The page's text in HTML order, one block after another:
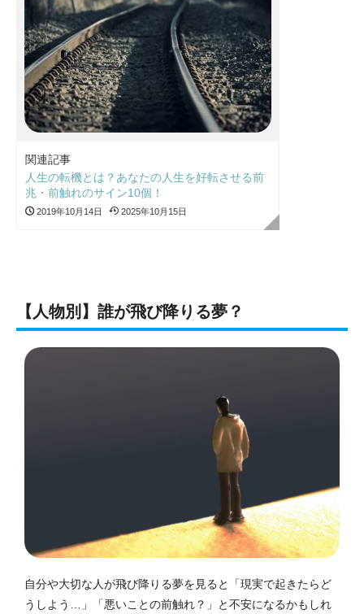
関連記事
人生の転機とは？あなたの人生を好転させる前
兆・前触れのサイン10個！
2019年10月14日 2025年10月15日
【人物別】誰が飛び降りる夢？
自分や大切な人が飛び降りる夢を見ると「現実で起きたらど
うしよう…」「悪いことの前触れ？」と不安になるかもしれ